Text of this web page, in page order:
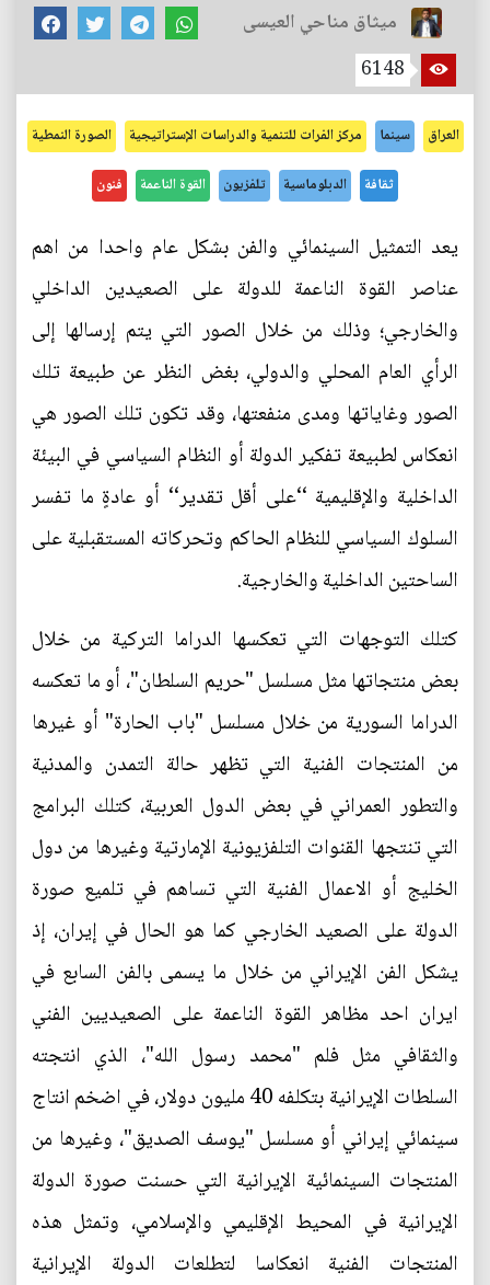
ميثاق مناحي العيسى
6148
العراق سينما مركز الفرات للتنمية والدراسات الإستراتيجية الصورة النمطية
ثقافة الدبلوماسية تلفزيون القوة الناعمة فنون
يعد التمثيل السينمائي والفن بشكل عام واحدا من اهم
عناصر القوة الناعمة للدولة على الصعيدين الداخلي
والخارجي؛ وذلك من خلال الصور التي يتم إرسالها إلى
الرأي العام المحلي والدولي، بغض النظر عن طبيعة تلك
الصور وغاياتها ومدى منفعتها، وقد تكون تلك الصور هي
انعكاس لطبيعة تفكير الدولة أو النظام السياسي في البيئة
الداخلية والإقليمية ‘‘على أقل تقدير‘‘ أو عادةٍ ما تفسر
السلوك السياسي للنظام الحاكم وتحركاته المستقبلية على
الساحتين الداخلية والخارجية.
كتلك التوجهات التي تعكسها الدراما التركية من خلال
بعض منتجاتها مثل مسلسل "حريم السلطان"، أو ما تعكسه
الدراما السورية من خلال مسلسل "باب الحارة" أو غيرها
من المنتجات الفنية التي تظهر حالة التمدن والمدنية
والتطور العمراني في بعض الدول العربية، كتلك البرامج
التي تنتجها القنوات التلفزيونية الإمارتية وغيرها من دول
الخليج أو الاعمال الفنية التي تساهم في تلميع صورة
الدولة على الصعيد الخارجي كما هو الحال في إيران، إذ
يشكل الفن الإيراني من خلال ما يسمى بالفن السابع في
ايران احد مظاهر القوة الناعمة على الصعيديين الفني
والثقافي مثل فلم "محمد رسول الله"، الذي انتجته
السلطات الإيرانية بتكلفه 40 مليون دولار، في اضخم انتاج
سينمائي إيراني أو مسلسل "يوسف الصديق"، وغيرها من
المنتجات السينمائية الإيرانية التي حسنت صورة الدولة
الإيرانية في المحيط الإقليمي والإسلامي، وتمثل هذه
المنتجات الفنية انعكاسا لتطلعات الدولة الإيرانية